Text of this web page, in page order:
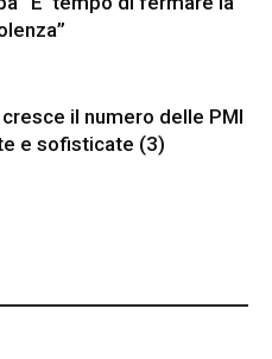
cresce il numero delle PMI
e sofisticate (3)